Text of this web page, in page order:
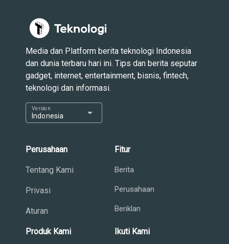
Media dan Platform berita teknologi Indonesia
dan dunia terbaru hari ini. Tips dan berita seputar
gadget, internet, entertainment, bisnis, fintech,
teknologi dan informasi.
Indonesia
Version arrow_drop_down
Perusahaan
Tentang Kami
Privasi
Aturan
Fitur
Berita
Perusahaan
Beriklan
Produk Kami Ikuti Kami